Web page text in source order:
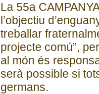
La 55a
l’objectiu
treballar
projecte comú”,
al món és
serà possible si
germans.